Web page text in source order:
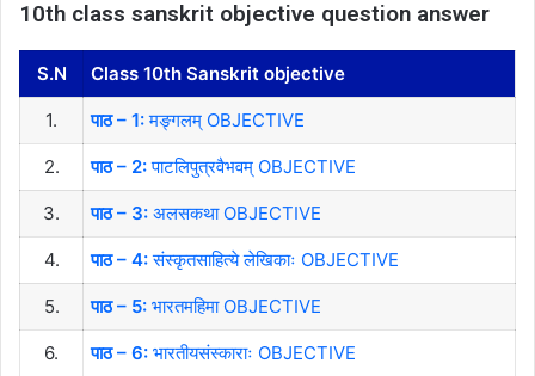
10th class sanskrit objective question answer
S.N Class 10th Sanskrit objective
1. पाठ – 1:मङ्गलम् OBJECTIVE
2. पाठ – 2:पाटलिपुत्रवैभवम् OBJECTIVE
3. पाठ – 3: अलसकथा OBJECTIVE
4. पाठ – 4:संस्कृतसाहित्ये लेखिकाः OBJECTIVE
5. पाठ – 5: भारतमहिमा OBJECTIVE
6. पाठ – 6: भारतीयसंस्काराः OBJECTIVE